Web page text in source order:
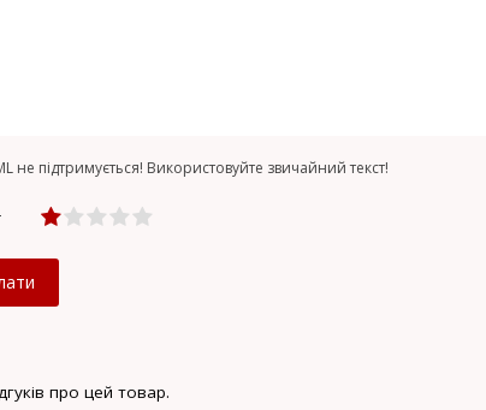
про цей товар.
не підтримується! Використовуйте звичайний текст!